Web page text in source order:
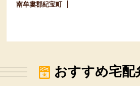
南牟婁郡紀宝町
おすすめ宅配